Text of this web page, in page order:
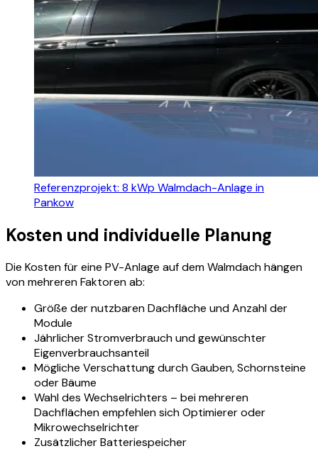
Referenzprojekt: 8 kWp Walmdach-Anlage in
Pankow
Kosten und individuelle Planung
Die Kosten für eine PV-Anlage auf dem Walmdach hängen
von mehreren Faktoren ab:
Größe der nutzbaren Dachfläche und Anzahl der
Module
Jährlicher Stromverbrauch und gewünschter
Eigenverbrauchsanteil
Mögliche Verschattung durch Gauben, Schornsteine
oder Bäume
Wahl des Wechselrichters – bei mehreren
Dachflächen empfehlen sich Optimierer oder
Mikrowechselrichter
Zusätzlicher Batteriespeicher